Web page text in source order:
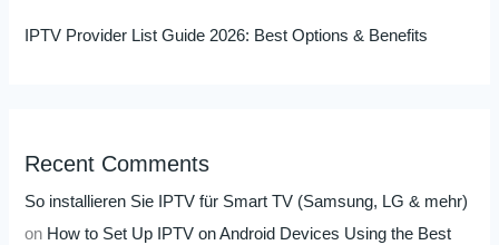
IPTV Provider List Guide 2026: Best Options & Benefits
Recent Comments
So installieren Sie IPTV für Smart TV (Samsung, LG & mehr)
on How to Set Up IPTV on Android Devices Using the Best